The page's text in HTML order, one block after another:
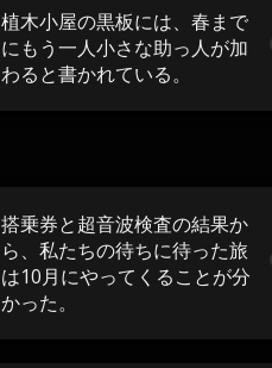
植木小屋の黒板には、春まで
にもう一人小さな助っ人が加
わると書かれている。
搭乗券と超音波検査の結果か
ら、私たちの待ちに待った旅
は10月にやってくることが分
かった。